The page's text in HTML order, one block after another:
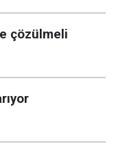
çözülmeli